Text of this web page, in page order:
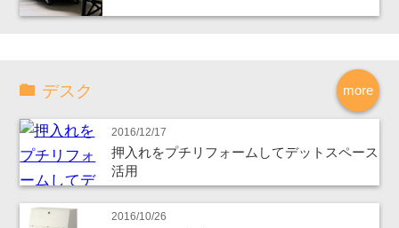
more
デスク
2016/12/17
押入れをプチリフォームしてデットスペース
活用
2016/10/26